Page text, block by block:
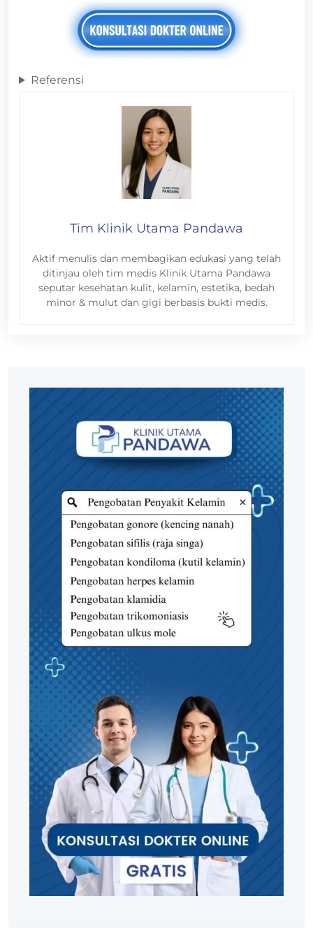
Referensi
Tim Klinik Utama Pandawa
Aktif menulis dan membagikan edukasi yang telah
ditinjau oleh tim medis Klinik Utama Pandawa
seputar kesehatan kulit, kelamin, estetika, bedah
minor & mulut dan gigi berbasis bukti medis.